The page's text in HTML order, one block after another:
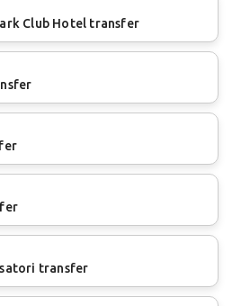
Club Hotel transfer
transfer